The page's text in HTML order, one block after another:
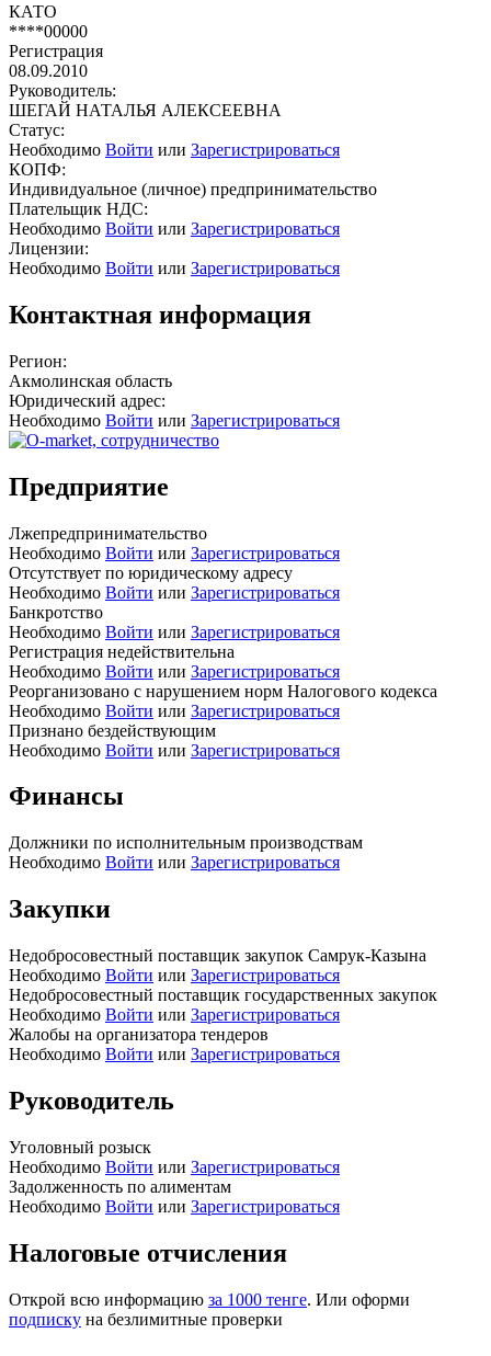
КАТО
****00000
Регистрация
08.09.2010
Руководитель:
ШЕГАЙ НАТАЛЬЯ АЛЕКСЕЕВНА
Статус:
Необходимо Войти или Зарегистрироваться
КОПФ:
Индивидуальное (личное) предпринимательство
Плательщик НДС:
Необходимо Войти или Зарегистрироваться
Лицензии:
Необходимо Войти или Зарегистрироваться
Контактная информация
Регион:
Акмолинская область
Юридический адрес:
Необходимо Войти или Зарегистрироваться
Предприятие
Лжепредпринимательство
Необходимо Войти или Зарегистрироваться
Отсутствует по юридическому адресу
Необходимо Войти или Зарегистрироваться
Банкротство
Необходимо Войти или Зарегистрироваться
Регистрация недействительна
Необходимо Войти или Зарегистрироваться
Реорганизовано с нарушением норм Налогового кодекса
Необходимо Войти или Зарегистрироваться
Признано бездействующим
Необходимо Войти или Зарегистрироваться
Финансы
Должники по исполнительным производствам
Необходимо Войти или Зарегистрироваться
Закупки
Недобросовестный поставщик закупок Самрук-Казына
Необходимо Войти или Зарегистрироваться
Недобросовестный поставщик государственных закупок
Необходимо Войти или Зарегистрироваться
Жалобы на организатора тендеров
Необходимо Войти или Зарегистрироваться
Руководитель
Уголовный розыск
Необходимо Войти или Зарегистрироваться
Задолженность по алиментам
Необходимо Войти или Зарегистрироваться
Налоговые отчисления
Открой всю информацию за 1000 тенге. Или оформи
подписку на безлимитные проверки